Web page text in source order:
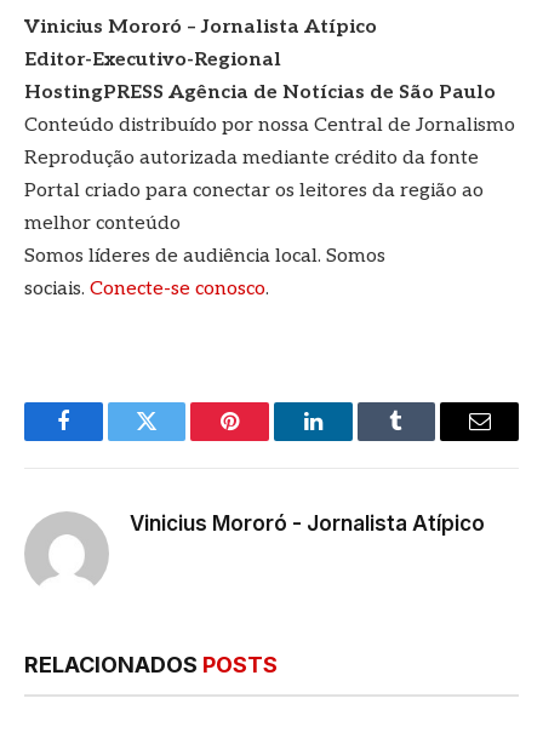
Vinicius Mororó – Jornalista Atípico
Editor-Executivo-Regional
HostingPRESS Agência de Notícias de São Paulo
Conteúdo distribuído por nossa Central de Jornalismo
Reprodução autorizada mediante crédito da fonte
Portal criado para conectar os leitores da região ao
melhor conteúdo
Somos líderes de audiência local. Somos
sociais. Conecte-se conosco.
FacebookTwitter Pinterest LinkedInTumblr
E-
Vinicius Mororó - Jornalista Atípico
RELACIONADOS POSTS